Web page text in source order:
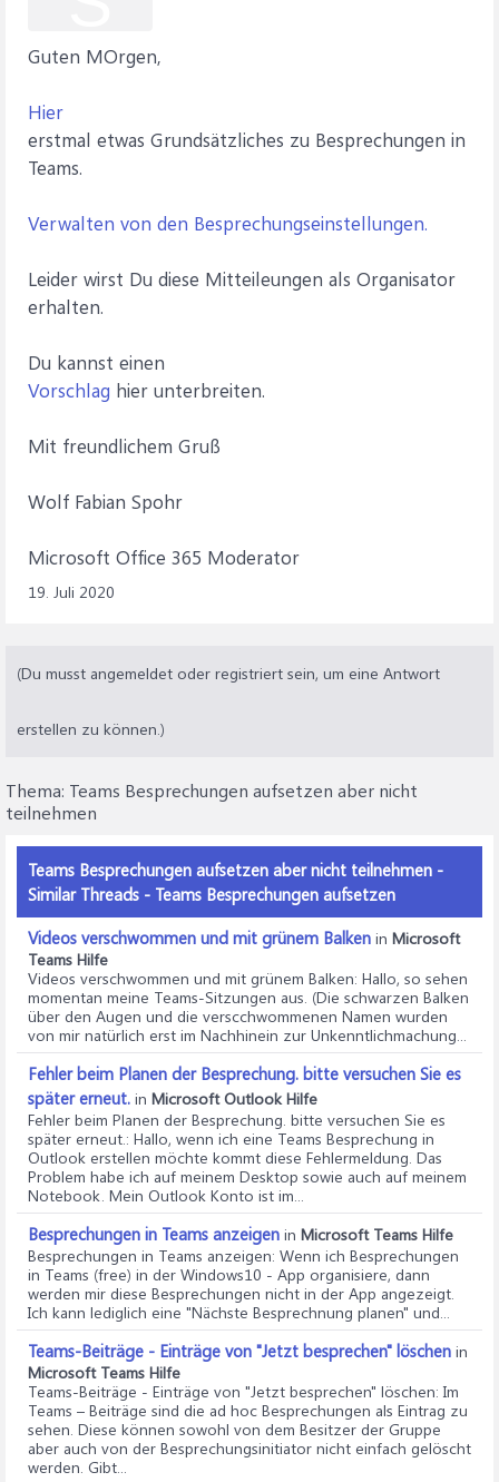
Guten MOrgen,
Hier
erstmal etwas Grundsätzliches zu Besprechungen in
Teams.
Verwalten von den Besprechungseinstellungen.
Leider wirst Du diese Mitteileungen als Organisator
erhalten.
Du kannst einen
Vorschlag hier unterbreiten.
Mit freundlichem Gruß
Wolf Fabian Spohr
Microsoft Office 365 Moderator
19. Juli 2020
(Du musst angemeldet oder registriert sein, um eine Antwort
erstellen zu können.)
Thema: Teams Besprechungen aufsetzen aber nicht
teilnehmen
Teams Besprechungen aufsetzen aber nicht teilnehmen -
Similar Threads - Teams Besprechungen aufsetzen
Videos verschwommen und mit grünem Balken in Microsoft
Teams Hilfe
Videos verschwommen und mit grünem Balken: Hallo, so sehen
momentan meine Teams-Sitzungen aus. (Die schwarzen Balken
über den Augen und die verscchwommenen Namen wurden
von mir natürlich erst im Nachhinein zur Unkenntlichmachung...
Fehler beim Planen der Besprechung. bitte versuchen Sie es
später erneut. in Microsoft Outlook Hilfe
Fehler beim Planen der Besprechung. bitte versuchen Sie es
später erneut.: Hallo, wenn ich eine Teams Besprechung in
Outlook erstellen möchte kommt diese Fehlermeldung. Das
Problem habe ich auf meinem Desktop sowie auch auf meinem
Notebook. Mein Outlook Konto ist im...
Besprechungen in Teams anzeigen in Microsoft Teams Hilfe
Besprechungen in Teams anzeigen: Wenn ich Besprechungen
in Teams (free) in der Windows10 - App organisiere, dann
werden mir diese Besprechungen nicht in der App angezeigt.
Ich kann lediglich eine "Nächste Besprechnung planen" und...
Teams-Beiträge - Einträge von "Jetzt besprechen" löschen in
Microsoft Teams Hilfe
Teams-Beiträge - Einträge von "Jetzt besprechen" löschen: Im
Teams – Beiträge sind die ad hoc Besprechungen als Eintrag zu
sehen. Diese können sowohl von dem Besitzer der Gruppe
aber auch von der Besprechungsinitiator nicht einfach gelöscht
werden. Gibt...